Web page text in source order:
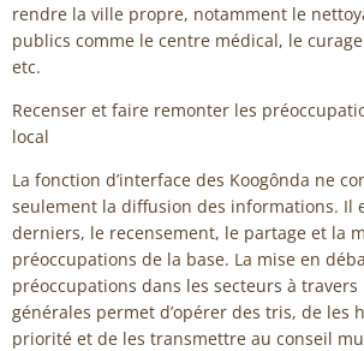
rendre la ville propre, notamment le
publics comme le centre médical, le
etc.
Recenser et faire remonter les
local
La fonction d’interface des Koogônda ne
seulement la diffusion des informations. Il
derniers, le recensement, le partage et la
préoccupations de la base. La mise en
préoccupations dans les secteurs à travers
générales permet d’opérer des tris, de les
priorité et de les transmettre au conseil